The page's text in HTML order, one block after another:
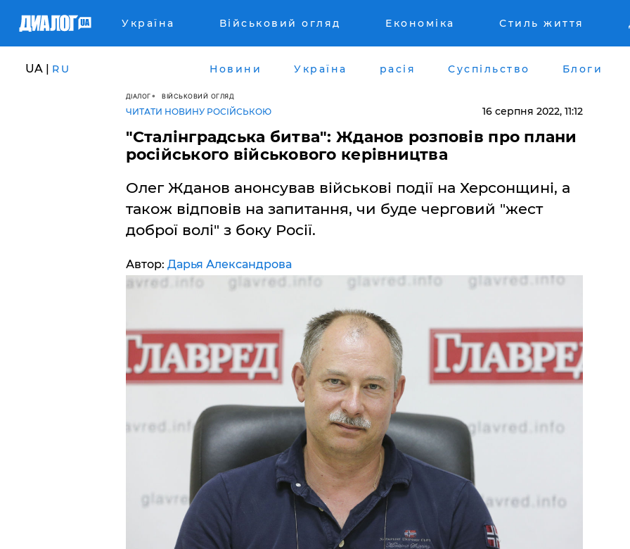
Україна Військовий огляд Економіка Стиль життя
UA | RU Новини Україна расія Суспільство Блоги
ДІАЛОГ ВІЙСЬКОВИЙ ОГЛЯД
ЧИТАТИ НОВИНУ РОСІЙСЬКОЮ 16 серпня 2022, 11:12
"Сталінградська битва": Жданов розповів про плани
російського військового керівництва
Олег Жданов анонсував військові події на Херсонщині, а
також відповів на запитання, чи буде черговий "жест
доброї волі" з боку Росії.
Автор: Дарья Александрова